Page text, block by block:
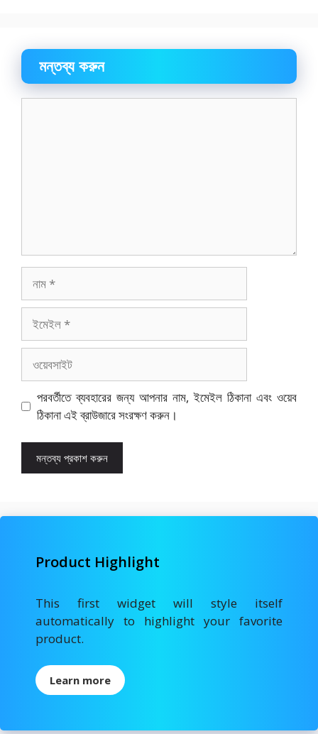
মন্তব্য করুন
ইমেইল
পরবর্তীতে ব্যবহারের জন্য আপনার নাম, ইমেইল ঠিকানা এবং ওয়েব
ঠিকানা এই ব্রাউজারে সংরক্ষণ করুন।
Product Highlight
This first widget will style itself
automatically to highlight your favorite
product.
Learn more